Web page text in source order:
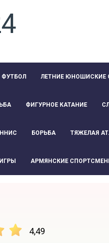
ФУТБОЛ ЛЕТНИЕ ЮНОШИСКИЕ
ФИГУРНОЕ КАТАНИЕ
БОРЬБА ТЯЖЕЛАЯ
АРМЯНСКИЕ
4,49